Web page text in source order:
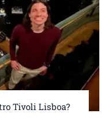
Tivoli Lisboa?